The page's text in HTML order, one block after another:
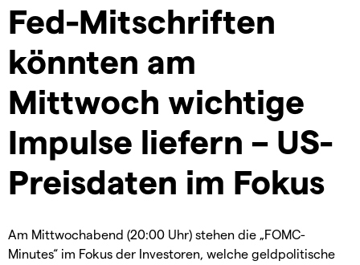
Fed-Mitschriften
könnten am
Mittwoch wichtige
Impulse liefern – US-
Preisdaten im Fokus
Am Mittwochabend (20:00 Uhr) stehen die „FOMC-
Minutes“ im Fokus der Investoren, welche geldpolitische